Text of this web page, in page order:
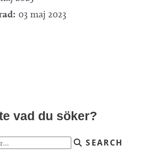
03 maj 2023
vad du söker?
SEARCH